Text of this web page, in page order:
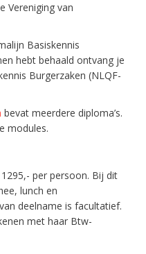
Vereniging van
Basiskennis
hebt behaald ontvang je
Burgerzaken (NLQF-
bevat meerdere diploma’s.
modules.
per persoon. Bij dit
lunch en
deelname is facultatief.
met haar Btw-